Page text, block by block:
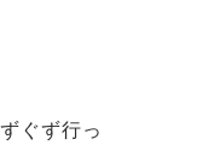
ぐず行っ